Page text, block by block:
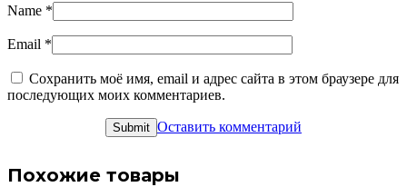
Name *
Email *
Сохранить моё имя, email и адрес сайта в этом браузере для
последующих моих комментариев.
Оставить комментарий
Похожие товары